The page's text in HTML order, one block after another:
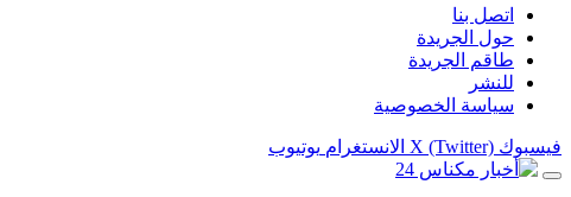
اتصل بنا
حول الجريدة
طاقم الجريدة
للنشر
سياسة الخصوصية
فيسبوك X (Twitter) الانستغرام يوتيوب